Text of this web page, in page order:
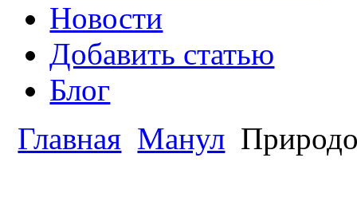
Новости
Добавить статью
Блог
Главная Манул